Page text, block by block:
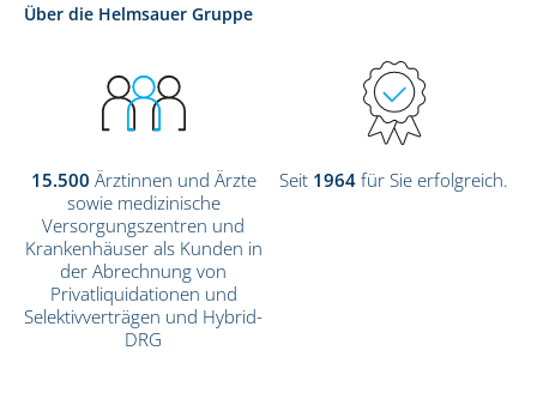
Über die Helmsauer Gruppe
15.500 Ärztinnen und Ärzte
sowie medizinische
Versorgungszentren und
Krankenhäuser als Kunden in
der Abrechnung von
Privatliquidationen und
Selektivverträgen und Hybrid-
DRG
Seit 1964 für Sie erfolgreich.